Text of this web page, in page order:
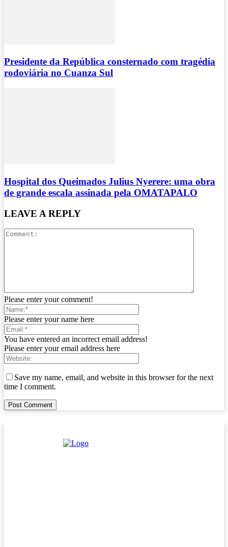
Presidente da República consternado com tragédia
rodoviária no Cuanza Sul
Hospital dos Queimados Julius Nyerere: uma obra
de grande escala assinada pela OMATAPALO
LEAVE A REPLY
Please enter your comment!
Please enter your name here
You have entered an incorrect email address!
Please enter your email address here
Save my name, email, and website in this browser for the next
time I comment.